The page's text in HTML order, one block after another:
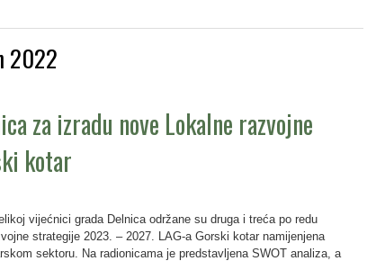
2022
za izradu nove Lokalne razvojne
kotar
vijećnici grada Delnica održane su druga i treća po redu
strategije 2023. – 2027. LAG-a Gorski kotar namijenjena
sektoru. Na radionicama je predstavljena SWOT analiza, a